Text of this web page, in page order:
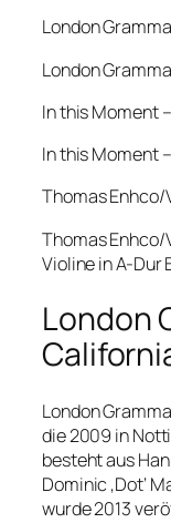
London
London
In this Moment
In this Moment
Thomas
Thomas
Violine in A-Dur
London
London
die 2009 in
besteht aus
Dominic ‚Dot‘
wurde 2013